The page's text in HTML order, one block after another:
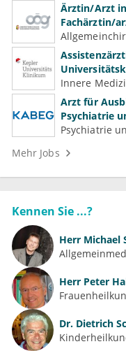
Ärztin/Arzt
Fachärztin/
Innere
Arzt für
Psychiatrie
Medizin (m/
Psychiatrie
Mehr Jobs
Kennen Sie ...?
Herr Michael
Herr Peter
Dr. Dietrich